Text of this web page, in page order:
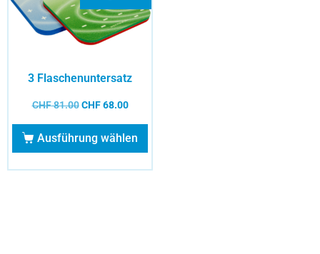
3 Flaschenuntersatz
CHF81.00 CHF68.00
Ausführung wählen